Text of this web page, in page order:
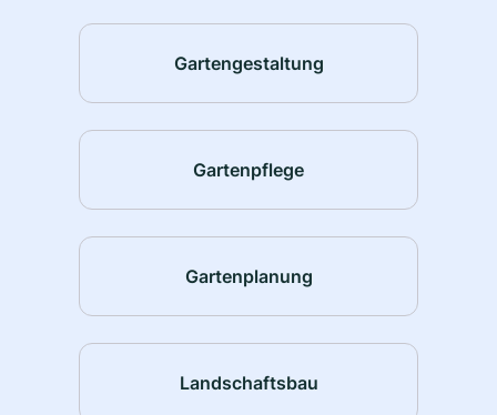
Gartengestaltung
Gartenpflege
Gartenplanung
Landschaftsbau